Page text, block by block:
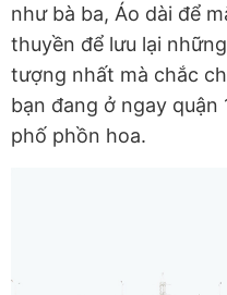
như bà ba, Áo dài để
thuyền để lưu lại
tượng nhất mà chắc
bạn đang ở ngay
phố phồn hoa.